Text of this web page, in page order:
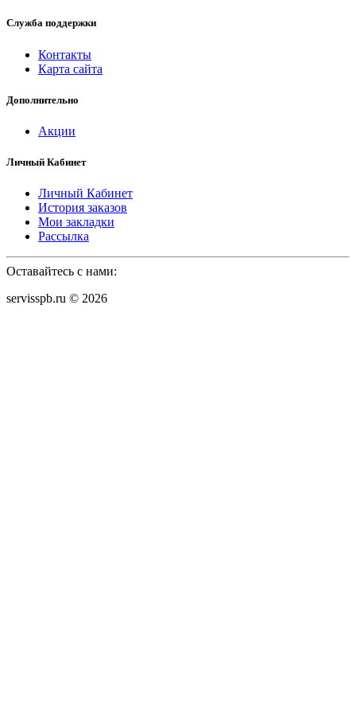
Служба поддержки
Контакты
Карта сайта
Дополнительно
Акции
Личный Кабинет
Личный Кабинет
История заказов
Мои закладки
Рассылка
Оставайтесь с нами:
servisspb.ru © 2026